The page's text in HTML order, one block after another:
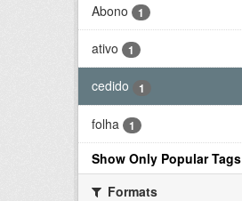
Abono
1
ativo 1
cedido 1
folha 1
Show Only Popular Tags
Formats